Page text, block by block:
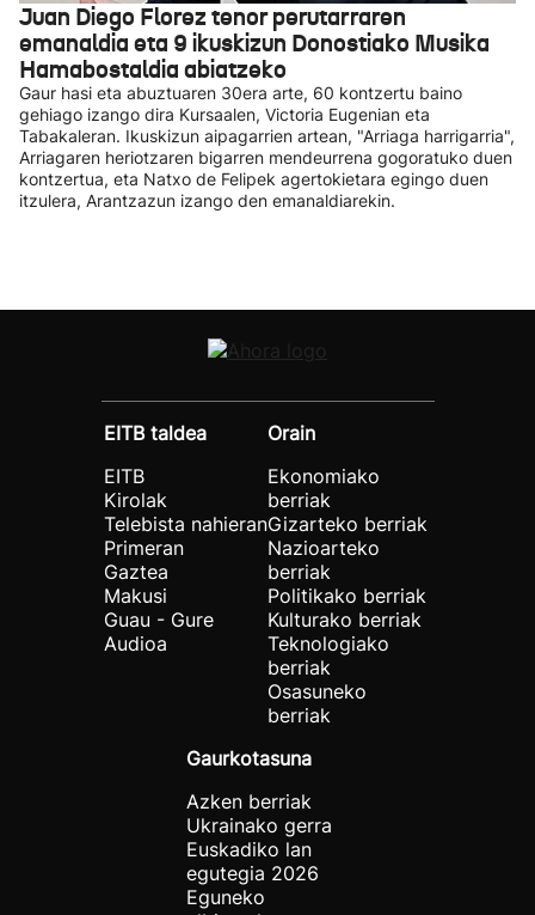
Juan Diego Florez tenor perutarraren
emanaldia eta 9 ikuskizun Donostiako Musika
Hamabostaldia abiatzeko
Gaur hasi eta abuztuaren 30era arte, 60 kontzertu baino
gehiago izango dira Kursaalen, Victoria Eugenian eta
Tabakaleran. Ikuskizun aipagarrien artean, "Arriaga harrigarria",
Arriagaren heriotzaren bigarren mendeurrena gogoratuko duen
kontzertua, eta Natxo de Felipek agertokietara egingo duen
itzulera, Arantzazun izango den emanaldiarekin.
EITB taldea
EITB
Kirolak
Telebista nahieran
Primeran
Gaztea
Makusi
Guau - Gure
Audioa
Orain
Ekonomiako
berriak
Gizarteko berriak
Nazioarteko
berriak
Politikako berriak
Kulturako berriak
Teknologiako
berriak
Osasuneko
berriak
Gaurkotasuna
Azken berriak
Ukrainako gerra
Euskadiko lan
egutegia 2026
Eguneko